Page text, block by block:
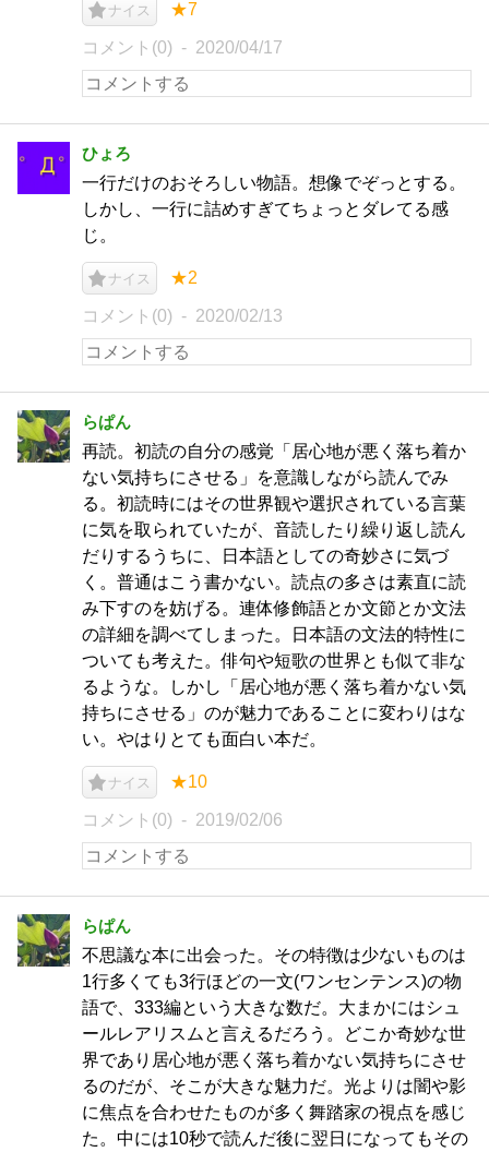
ナイス ★7
コメント(0) 2020/04/17
ひょろ
一行だけのおそろしい物語。想像でぞっとする。
しかし、一行に詰めすぎてちょっとダレてる感
じ。
ナイス ★2
コメント(0) 2020/02/13
らぱん
再読。初読の自分の感覚「居心地が悪く落ち着か
ない気持ちにさせる」を意識しながら読んでみ
る。初読時にはその世界観や選択されている言葉
に気を取られていたが、音読したり繰り返し読ん
だりするうちに、日本語としての奇妙さに気づ
く。普通はこう書かない。読点の多さは素直に読
み下すのを妨げる。連体修飾語とか文節とか文法
の詳細を調べてしまった。日本語の文法的特性に
ついても考えた。俳句や短歌の世界とも似て非な
るような。しかし「居心地が悪く落ち着かない気
持ちにさせる」のが魅力であることに変わりはな
い。やはりとても面白い本だ。
ナイス ★10
コメント(0) 2019/02/06
らぱん
不思議な本に出会った。その特徴は少ないものは
1行多くても3行ほどの一文(ワンセンテンス)の物
語で、333編という大きな数だ。大まかにはシュ
ールレアリスムと言えるだろう。どこか奇妙な世
界であり居心地が悪く落ち着かない気持ちにさせ
るのだが、そこが大きな魅力だ。光よりは闇や影
に焦点を合わせたものが多く舞踏家の視点を感じ
た。中には10秒で読んだ後に翌日になってもその